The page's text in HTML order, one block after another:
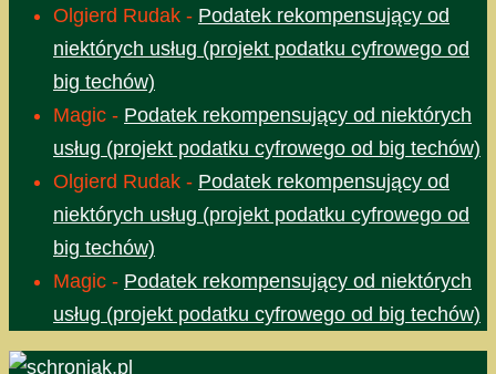
Olgierd Rudak - Podatek rekompensujący od
niektórych usług (projekt podatku cyfrowego od
big techów)
Magic - Podatek rekompensujący od niektórych
usług (projekt podatku cyfrowego od big techów)
Olgierd Rudak - Podatek rekompensujący od
niektórych usług (projekt podatku cyfrowego od
big techów)
Magic - Podatek rekompensujący od niektórych
usług (projekt podatku cyfrowego od big techów)